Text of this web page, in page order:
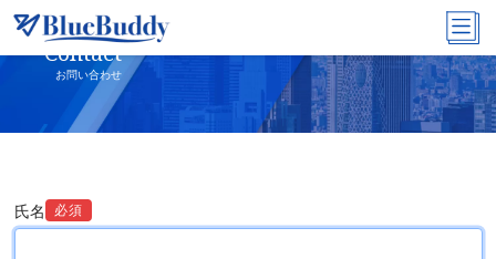
Contact
お問い合わせ
氏名 必須